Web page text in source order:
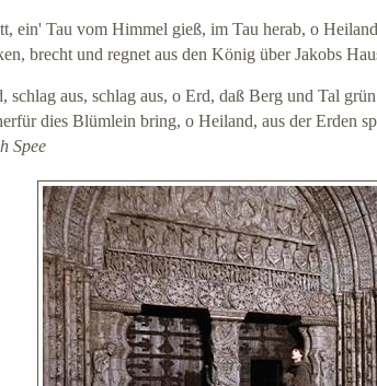
ein' Tau vom Himmel gieß, im Tau herab, o
brecht und regnet aus den König über Jakobs
schlag aus, schlag aus, o Erd, daß Berg und Tal
dies Blümlein bring, o Heiland, aus der Erden
Spee